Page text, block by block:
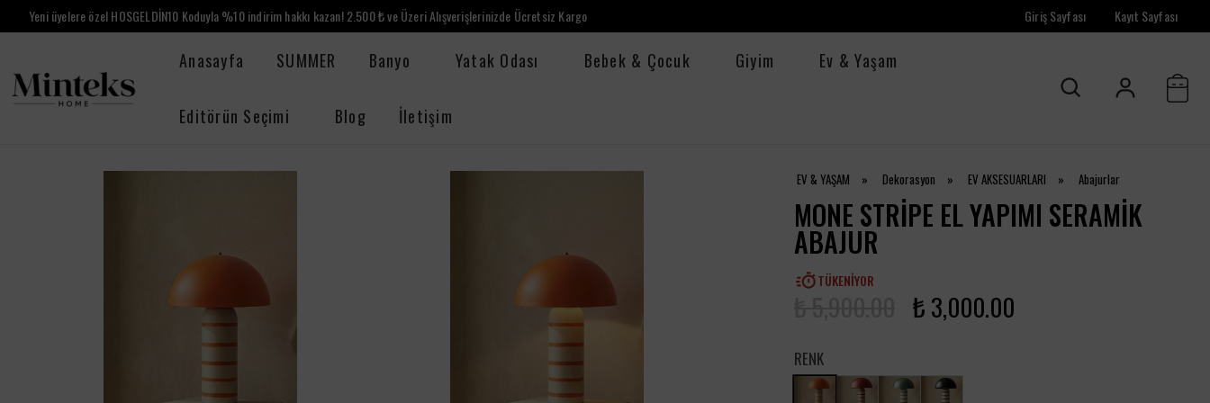
Yeni üyelere özel HOSGELDİN10 Koduyla %10 indirim hakkı kazan! 2.500 ₺ ve Üzeri Alışverişlerinizde Ücretsiz Kargo Giriş Sayfası Kayıt Sayfası
Anasayfa SUMMER Banyo Yatak Odası Bebek & Çocuk Giyim Ev & Yaşam
Editörün Seçimi Blog İletişim
EV & YAŞAM » Dekorasyon » EV AKSESUARLARI » Abajurlar
MONE STRIPE EL YAPIMI SERAMIK
ABAJUR
TÜKENIYOR
₺ 3,000.00
RENK